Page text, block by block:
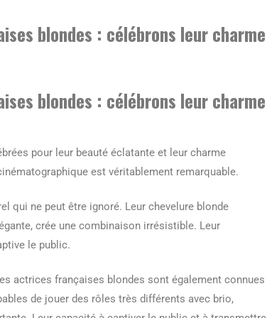
blondes : célébrons leur charme
blondes : célébrons leur charme
pour leur beauté éclatante et leur charme
est véritablement remarquable.
qui ne peut être ignoré. Leur chevelure blonde
crée une combinaison irrésistible. Leur
le public.
actrices françaises blondes sont également connues
de jouer des rôles très différents avec brio,